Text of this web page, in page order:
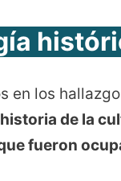
en los
de la
fueron